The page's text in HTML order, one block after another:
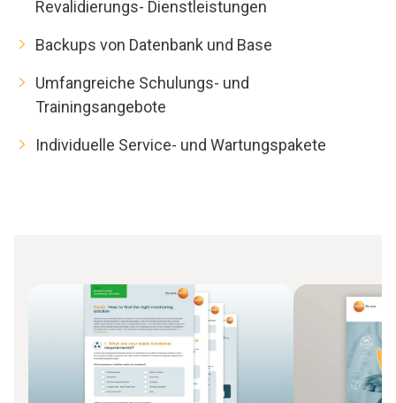
Revalidierungs- Dienstleistungen
Backups von Datenbank und Base
Umfangreiche Schulungs- und
Trainingsangebote
Individuelle Service- und Wartungspakete